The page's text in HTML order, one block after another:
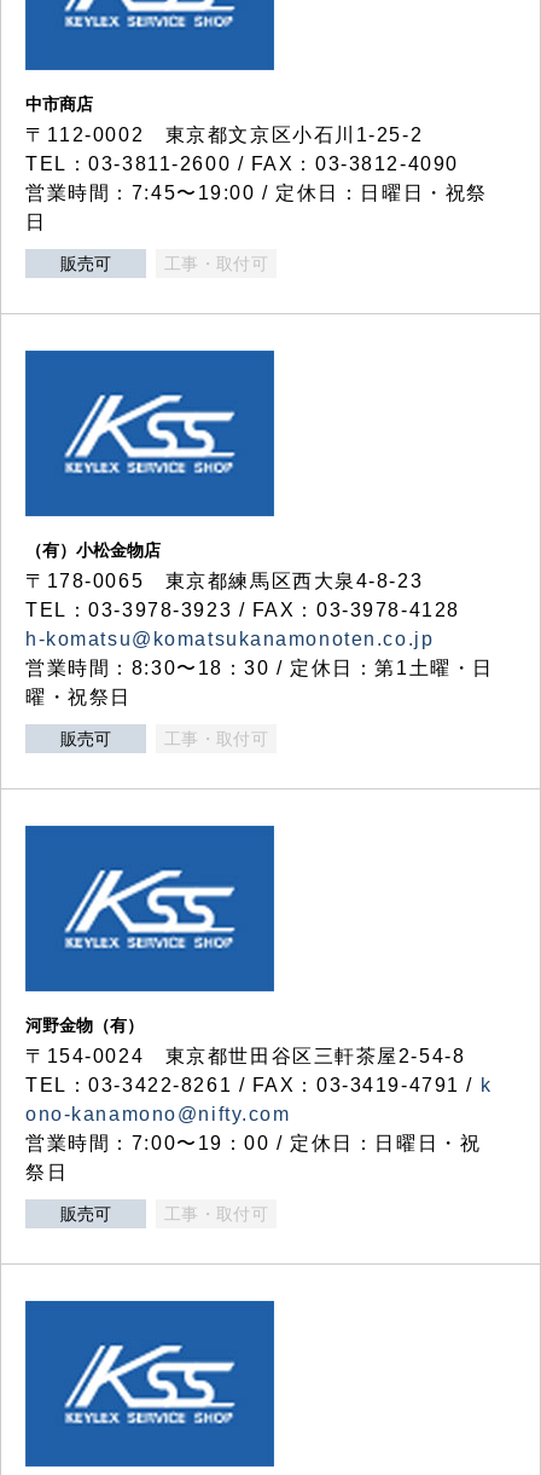
中市商店
〒112-0002 東京都文京区小石川1-25-2
TEL：03-3811-2600 / FAX：03-3812-4090
営業時間：7:45〜19:00 / 定休日：日曜日・祝祭
日
販売可 工事・取付可
（有）小松金物店
〒178-0065 東京都練馬区西大泉4-8-23
TEL：03-3978-3923 / FAX：03-3978-4128
h-komatsu@komatsukanamonoten.co.jp
営業時間：8:30〜18：30 / 定休日：第1土曜・日
曜・祝祭日
販売可 工事・取付可
河野金物（有）
〒154-0024 東京都世田谷区三軒茶屋2-54-8
TEL：03-3422-8261 / FAX：03-3419-4791 / k
ono-kanamono@nifty.com
営業時間：7:00〜19：00 / 定休日：日曜日・祝
祭日
販売可 工事・取付可